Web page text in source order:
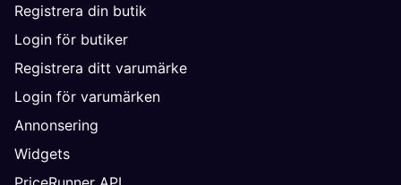
Registrera din butik
Login för butiker
Registrera ditt varumärke
Login för varumärken
Annonsering
Widgets